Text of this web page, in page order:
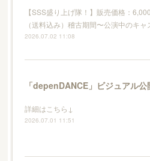
【SSS盛り上げ隊！】販売価格：
（送料込み）稽古期間〜公演中のキ
2026.07.02 11:08
「depenDANCE」ビジュアル公
詳細はこちら↓
2026.07.01 11:51